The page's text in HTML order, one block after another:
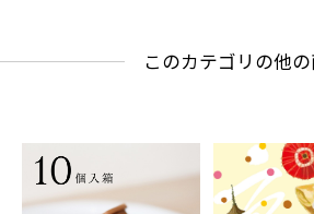
このカテゴリの他